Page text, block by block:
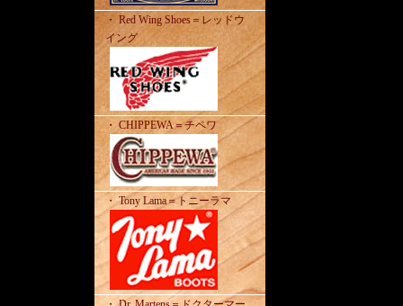
・ Red Wing Shoes＝レッドウ
イング
・ CHIPPEWA＝チペワ
・ Tony Lama＝トニーラマ